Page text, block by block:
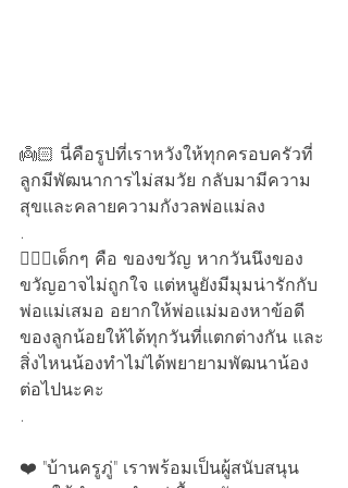
👼🏻 นี่คือรูปที่เราหวังให้ทุกครอบครัวที่
ลูกมีพัฒนาการไม่สมวัย กลับมามีความ
สุขและคลายความกังวลพ่อแม่ลง
.
👩‍❤️‍👩เด็กๆ คือ ของขวัญ หากวันนึงของ
ขวัญอาจไม่ถูกใจ แต่หนูยังมีมุมน่ารักกับ
พ่อแม่เสมอ อยากให้พ่อแม่มองหาข้อดี
ของลูกน้อยให้ได้ทุกวันที่แตกต่างกัน และ
สิ่งไหนน้องทำไม่ได้พยายามพัฒนาน้อง
ต่อไปนะคะ
.
❤️ "บ้านครูภู่" เราพร้อมเป็นผู้สนับสนุน